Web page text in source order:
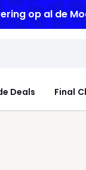
op al de
Deals Final